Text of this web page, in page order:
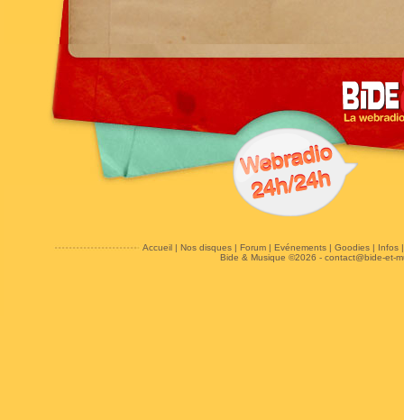
Accueil| Nos disques| Forum| Evénements| Goodies| Infos
Bide & Musique ©2026 - contact@bide-et-